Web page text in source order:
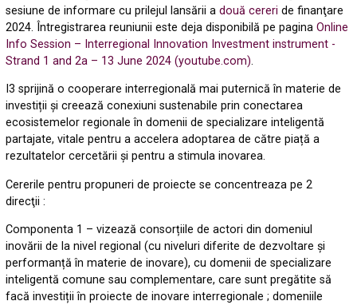
sesiune de informare cu prilejul lansării adouă cereri de finanţare
2024. Întregistrarea reuniunii este deja disponibilă pe paginaOnline
Info Session – Interregional Innovation Investment instrument -
Strand 1 and 2a – 13 June 2024 (youtube.com).
I3 sprijină o cooperare interregională mai puternică în materie de
investiții și creează conexiuni sustenabile prin conectarea
ecosistemelor regionale în domenii de specializare inteligentă
partajate, vitale pentru a accelera adoptarea de către piață a
rezultatelor cercetării și pentru a stimula inovarea.
Cererile pentru propuneri de proiecte se concentreaza pe 2
direcţii :
Componenta 1 – vizează consorțiile de actori din domeniul
inovării de la nivel regional (cu niveluri diferite de dezvoltare și
performanță în materie de inovare), cu domenii de specializare
inteligentă comune sau complementare, care sunt pregătite să
facă investiții în proiecte de inovare interregionale ; domeniile